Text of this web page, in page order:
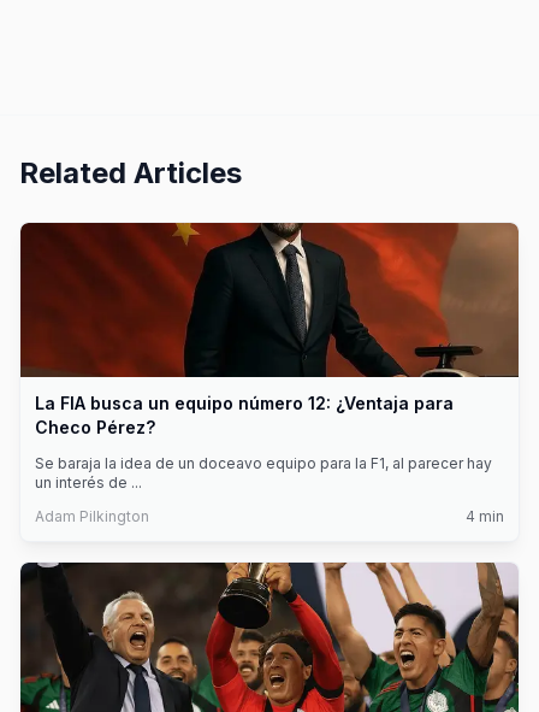
Related Articles
La FIA busca un equipo número 12: ¿Ventaja para
Checo Pérez?
Se baraja la idea de un doceavo equipo para la F1, al parecer hay
un interés de ...
Adam Pilkington
4 min